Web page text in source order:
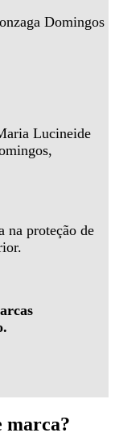
Domingos
Lucineide
na proteção de
marca?